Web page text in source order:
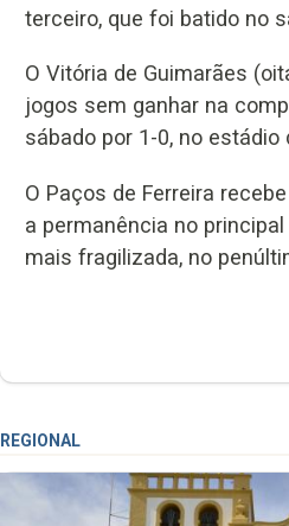
terceiro, que foi batido no
O Vitória de Guimarães
jogos sem ganhar na
sábado por 1-0, no
O Paços de Ferreira
a permanência no
mais fragilizada, no
REGIONAL